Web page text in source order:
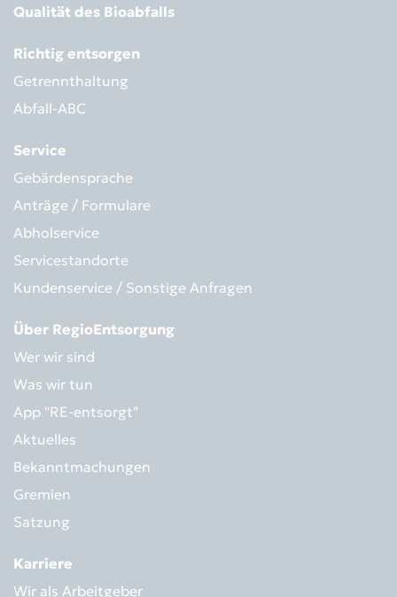
Qualität des Bioabfalls
Richtig entsorgen
Getrennthaltung
Abfall-ABC
Service
Gebärdensprache
Anträge / Formulare
Abholservice
Servicestandorte
Kundenservice / Sonstige Anfragen
Über RegioEntsorgung
Wer wir sind
Was wir tun
App "RE-entsorgt"
Aktuelles
Bekanntmachungen
Gremien
Satzung
Karriere
Wir als Arbeitgeber